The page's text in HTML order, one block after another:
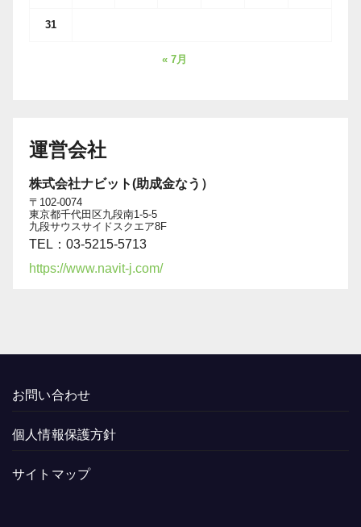
31
« 7月
運営会社
株式会社ナビット(助成金なう）
〒102-0074
東京都千代田区九段南1-5-5
九段サウスサイドスクエア8F
TEL：03-5215-5713
https://www.navit-j.com/
お問い合わせ
個人情報保護方針
サイトマップ